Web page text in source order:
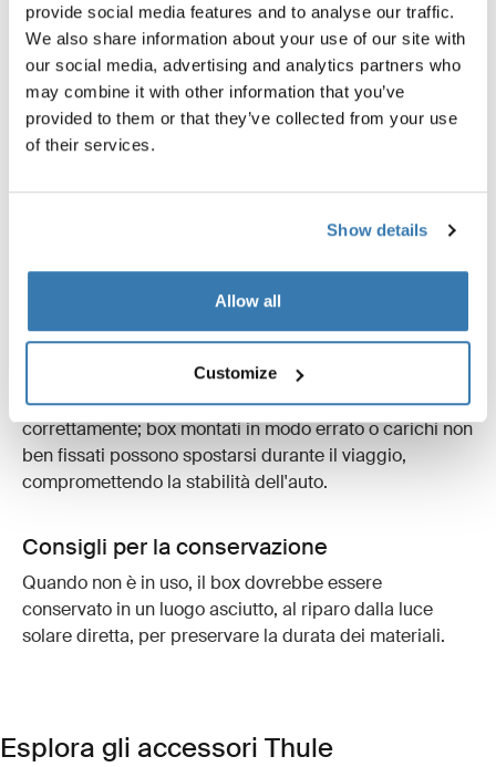
provide social media features and to analyse our traffic.
We also share information about your use of our site with
our social media, advertising and analytics partners who
may combine it with other information that you’ve
provided to them or that they’ve collected from your use
of their services.
Show details
Allow all
Customize
Attenzione all'altezza
Tieni presente che un box da tetto può aumentare
l'altezza totale del tuo veicolo. Verifica sempre l'altezza
libera e presta particolare attenzione quando entri in
parcheggi coperti, autolavaggi o passi sotto rami bassi.
parallelamente alla linea della strada. Questo previene
le "forze di sollevamento" e le vibrazioni inutili che
possono influire sull'aerodinamica e sulla sicurezza.
Assicurati sempre che il carico sia fissato
correttamente; box montati in modo errato o carichi non
ben fissati possono spostarsi durante il viaggio,
compromettendo la stabilità dell'auto.
Consigli per la conservazione
Quando non è in uso, il box dovrebbe essere
conservato in un luogo asciutto, al riparo dalla luce
solare diretta, per preservare la durata dei materiali.
Esplora gli accessori Thule